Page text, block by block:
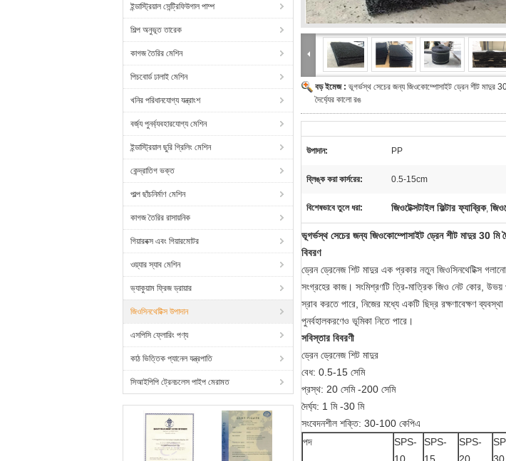
ইন্ডাস্ট্রিয়াল সেন্ট্রিফিউগাল পাম্প
শিল্প অনুভূত তারেক
কাগজ তৈরির মেশিন
পিচবোর্ড ঢালাই মেশিন
খনির পরিধানযোগ্য যন্ত্রাংশ
বর্জ্য পুনর্ব্যবহারযোগ্য মেশিন
ইন্ডাস্ট্রিয়াল ছুরি গ্রিলিং মেশিন
কেন্দ্রাতিগ ভক্ত
পাল্প ছাঁচনির্মাণ মেশিন
কাগজ তৈরির রাসায়নিক
গিয়ারবক্স এবং গিয়ারমোটর
ওয়্যার স্যাব মেশিন
ভ্যাকুয়াম ফ্রিজ ড্রায়ার
জিওসিনথেটিক্স উপাদান
এসপিসি ফ্লোরিং পণ্য
কাঠ ভিত্তিক প্যানেল যন্ত্রপাতি
সিআইপিপি ট্রেনচলেস পাইপ মেরামত
বড় ইমেজ : ভূগর্ভস্থ সেচের জন্য জিওকোম্পোসাইট ড্রেন শীট মাদুর
দৈর্ঘ্যের কালো রঙ
উপাদান: PP
ব্লিঙ্ক করা কার্সরের: 0.5-15cm
বিশেষভাবে তুলে ধরা: জিওটেক্সটাইল ফিল্টার ফ্যাব্রিক,
ভূগর্ভস্থ সেচের জন্য জিওকোম্পোসাইট ড্রেন শীট মাদুর 30 মি
বিবরণ
ড্রেন ড্রেনেজ শিট মাদুর এক প্রকার নতুন জিওসিনথেটিক্স
সংগ্রহের কাজ। সংমিশ্রণটি ত্রি-মাত্রিক জিও নেট কোর, উভয়
স্রাব করতে পারে, নিজের মধ্যে একটি ছিদ্র রক্ষণাবেক্ষণ
পুনর্বহালকরণেও ভূমিকা নিতে পারে।
সবিস্তার বিবরণী
ড্রেন ড্রেনেজ শিট মাদুর
বেধ: 0.5-15 সেমি
প্রস্থ: 20 সেমি -200 সেমি
দৈর্ঘ্য: 1 মি -30 মি
সংবেদনশীল শক্তি: 30-100 কেপিএ
পদ
SPS-
SPS-
SPS-